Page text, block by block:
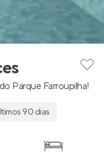
Parque Farroupilha!
90 dias